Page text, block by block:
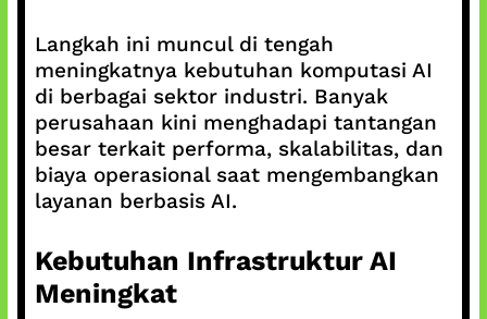
Langkah ini muncul di tengah
meningkatnya kebutuhan komputasi AI
di berbagai sektor industri. Banyak
perusahaan kini menghadapi tantangan
besar terkait performa, skalabilitas, dan
biaya operasional saat mengembangkan
layanan berbasis AI.
Kebutuhan Infrastruktur AI
Meningkat